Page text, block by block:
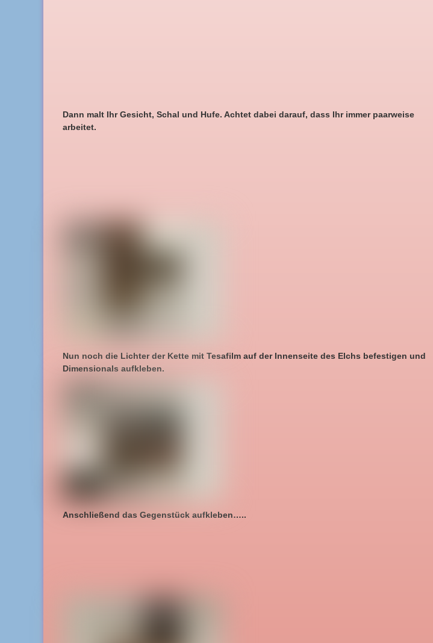
Dann malt Ihr Gesicht, Schal und Hufe. Achtet dabei darauf, dass Ihr immer paarweise
arbeitet.
Nun noch die Lichter der Kette mit Tesafilm auf der Innenseite des Elchs befestigen und
Dimensionals aufkleben.
Anschließend das Gegenstück aufkleben…..